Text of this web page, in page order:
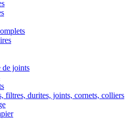
de joints
filtres, durites, joints, cornets, colliers